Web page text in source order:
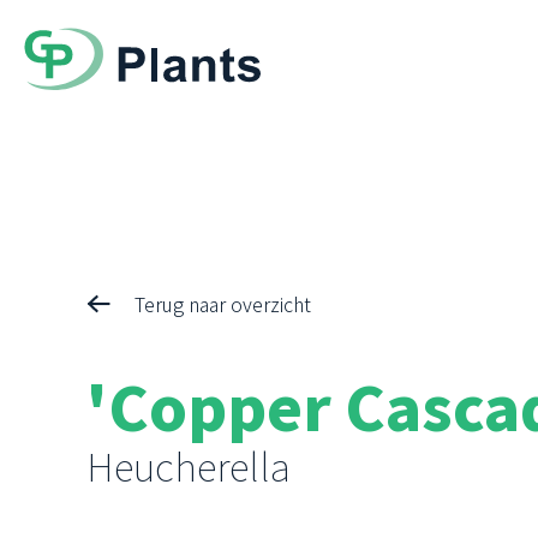
Terug naar overzicht
'Copper
Heucherella